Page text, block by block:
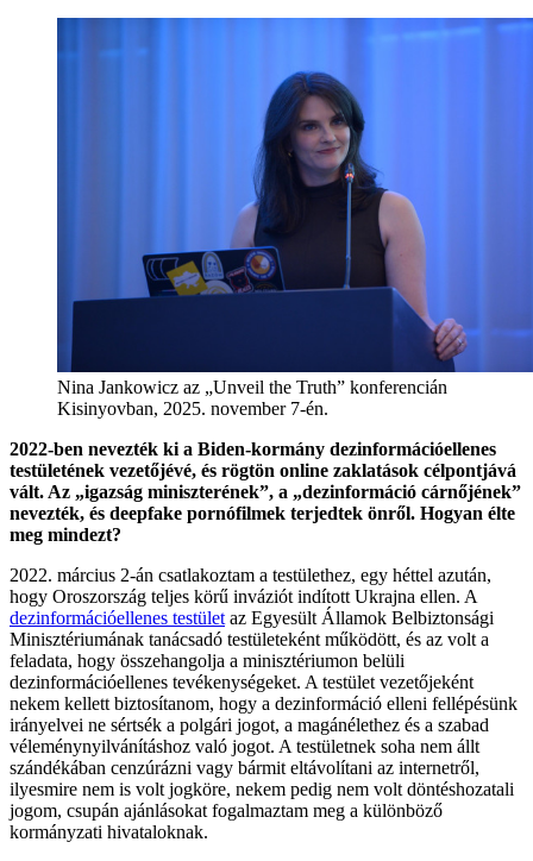
Nina Jankowicz az „Unveil the Truth” konferencián
Kisinyovban, 2025. november 7-én.
2022-ben nevezték ki a Biden-kormány dezinformációellenes
testületének vezetőjévé, és rögtön online zaklatások célpontjává
vált. Az „igazság miniszterének”, a „dezinformáció cárnőjének”
nevezték, és deepfake pornófilmek terjedtek önről. Hogyan élte
meg mindezt?
2022. március 2-án csatlakoztam a testülethez, egy héttel azután,
hogy Oroszország teljes körű inváziót indított Ukrajna ellen. A
dezinformációellenes testület az Egyesült Államok Belbiztonsági
Minisztériumának tanácsadó testületeként működött, és az volt a
feladata, hogy összehangolja a minisztériumon belüli
dezinformációellenes tevékenységeket. A testület vezetőjeként
nekem kellett biztosítanom, hogy a dezinformáció elleni fellépésünk
irányelvei ne sértsék a polgári jogot, a magánélethez és a szabad
véleménynyilvánításhoz való jogot. A testületnek soha nem állt
szándékában cenzúrázni vagy bármit eltávolítani az internetről,
ilyesmire nem is volt jogköre, nekem pedig nem volt döntéshozatali
jogom, csupán ajánlásokat fogalmaztam meg a különböző
kormányzati hivataloknak.